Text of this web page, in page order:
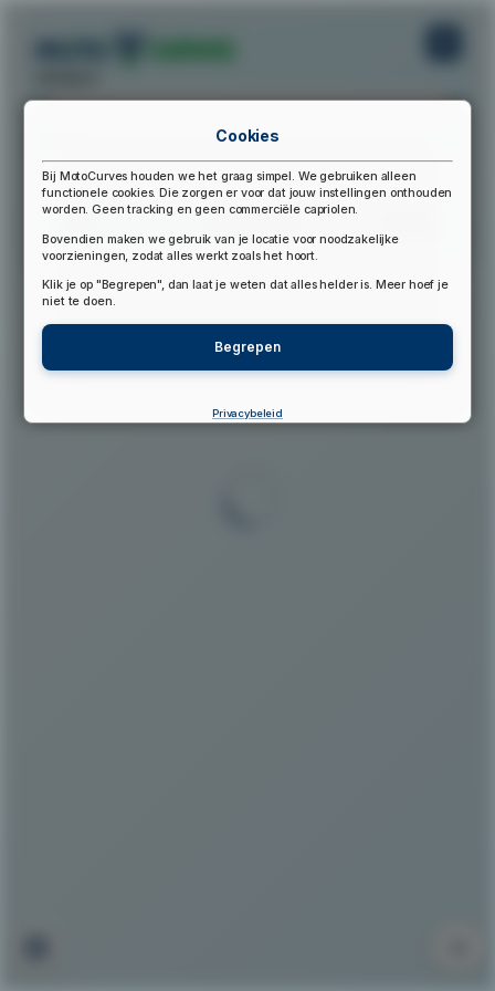
▲
Cookies
Bij MotoCurves houden we het graag simpel. We gebruiken alleen
functionele cookies. Die zorgen er voor dat jouw instellingen onthouden
worden. Geen tracking en geen commerciële capriolen.
Bovendien maken we gebruik van je locatie voor noodzakelijke
voorzieningen, zodat alles werkt zoals het hoort.
Klik je op "Begrepen", dan laat je weten dat alles helder is. Meer hoef je
niet te doen.
Begrepen
Privacybeleid